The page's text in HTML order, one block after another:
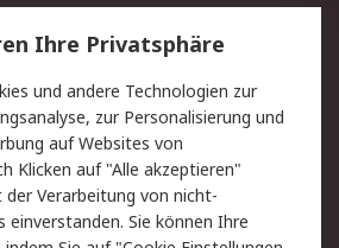
Lieferlösungen
Kontakt
Privatkunden
Datenschutz
Ihre Privatsphäre
und andere Technologien zur
zur Personalisierung und
auf Websites von
Klicken auf "Alle akzeptieren"
der Verarbeitung von nicht-
einverstanden. Sie können Ihre